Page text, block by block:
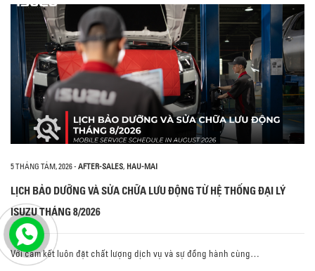
5 THÁNG TÁM, 2026- AFTER-SALES, HAU-MAI
LỊCH BẢO DƯỠNG VÀ SỬA CHỮA LƯU ĐỘNG TỪ HỆ THỐNG ĐẠI LÝ
ISUZU THÁNG 8/2026
Với cam kết luôn đặt chất lượng dịch vụ và sự đồng hành cùng…